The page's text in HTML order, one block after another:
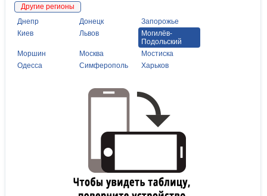
Другие регионы
Днепр
Донецк
Запорожье
Киев
Львов
Могилёв-
Подольский
Моршин
Москва
Мостиска
Одесса
Симферополь Харьков